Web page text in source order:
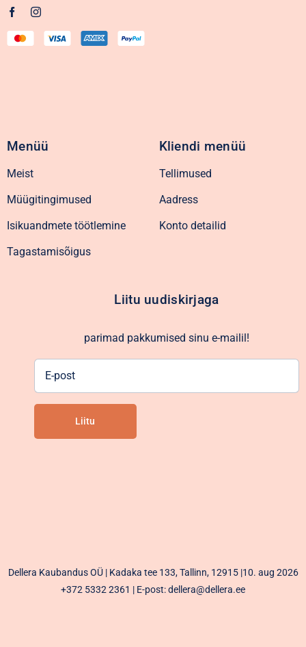
Menüü
Meist
Müügitingimused
Isikuandmete töötlemine
Tagastamisõigus
Kliendi menüü
Tellimused
Aadress
Konto detailid
Liitu uudiskirjaga
parimad pakkumised sinu e-mailil!
Liitu
Dellera Kaubandus OÜ | Kadaka tee 133, Tallinn, 12915 |10. aug 2026
+372 5332 2361 | E-post: dellera@dellera.ee